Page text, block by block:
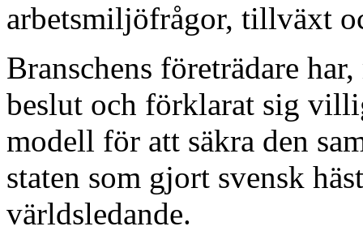
arbetsmiljöfrågor, tillväxt
Branschens företrädare
beslut och förklarat sig
modell för att säkra den
staten som gjort svensk
världsledande.